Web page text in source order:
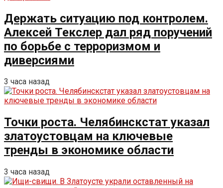
Держать ситуацию под контролем.
Алексей Текслер дал ряд поручений
по борьбе с терроризмом и
диверсиями
3 часа назад
Точки роста. Челябинскстат указал
златоустовцам на ключевые
тренды в экономике области
3 часа назад